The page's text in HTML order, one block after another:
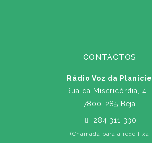
CONTACTOS
Rádio Voz da Planície
Rua da Misericórdia, 4 -
7800-285 Beja
284 311 330
(Chamada para a rede fixa